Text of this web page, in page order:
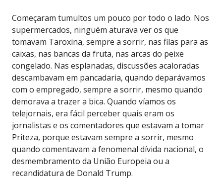
Começaram tumultos um pouco por todo o lado. Nos
supermercados, ninguém aturava ver os que
tomavam Taroxina, sempre a sorrir, nas filas para as
caixas, nas bancas da fruta, nas arcas do peixe
congelado. Nas esplanadas, discussões acaloradas
descambavam em pancadaria, quando deparávamos
com o empregado, sempre a sorrir, mesmo quando
demorava a trazer a bica. Quando víamos os
telejornais, era fácil perceber quais eram os
jornalistas e os comentadores que estavam a tomar
Priteza, porque estavam sempre a sorrir, mesmo
quando comentavam a fenomenal dívida nacional, o
desmembramento da União Europeia ou a
recandidatura de Donald Trump.